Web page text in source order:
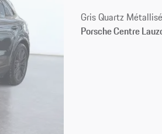
Gris Quartz Métallisé
Porsche Centre